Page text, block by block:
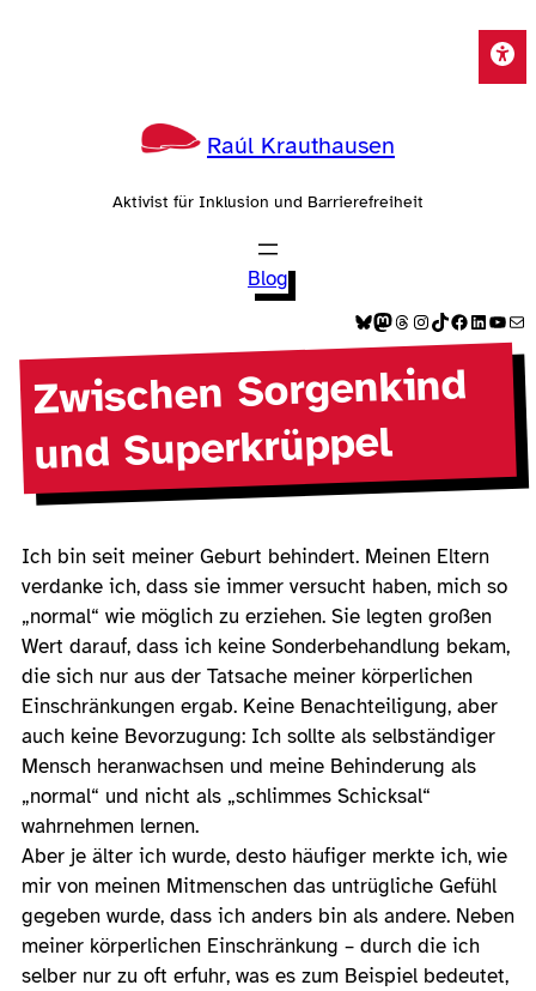
Raúl Krauthausen
Aktivist für Inklusion und Barrierefreiheit
Blog
Bluesky Mastodon Threads Instagram TikTok Facebook LinkedIn YouTube E-Mail
Zwischen Sorgenkind
und Superkrüppel
Ich bin seit meiner Geburt behindert. Meinen Eltern
verdanke ich, dass sie immer versucht haben, mich so
„normal“ wie möglich zu erziehen. Sie legten großen
Wert darauf, dass ich keine Sonderbehandlung bekam,
die sich nur aus der Tatsache meiner körperlichen
Einschränkungen ergab. Keine Benachteiligung, aber
auch keine Bevorzugung: Ich sollte als selbständiger
Mensch heranwachsen und meine Behinderung als
„normal“ und nicht als „schlimmes Schicksal“
wahrnehmen lernen.
Aber je älter ich wurde, desto häufiger merkte ich, wie
mir von meinen Mitmenschen das untrügliche Gefühl
gegeben wurde, dass ich anders bin als andere. Neben
meiner körperlichen Einschränkung – durch die ich
selber nur zu oft erfuhr, was es zum Beispiel bedeutet,